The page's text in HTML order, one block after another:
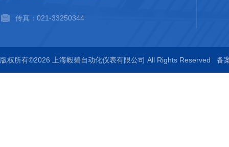
传真：021-33250344
版权所有©2026 上海毅碧自动化仪表有限公司 All Rights Reserved 备